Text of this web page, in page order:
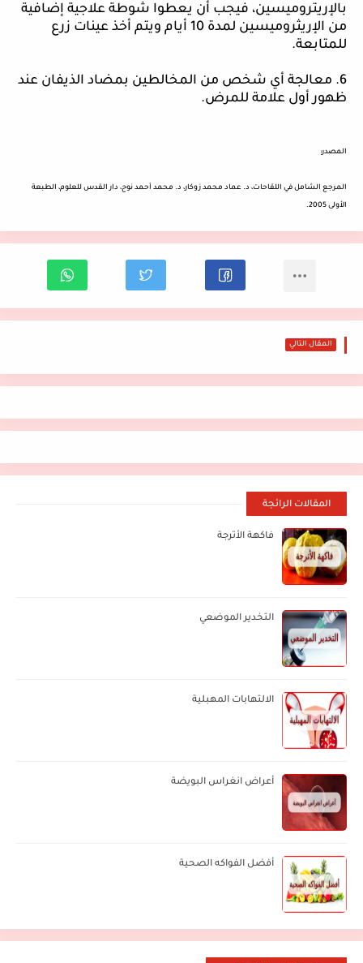
بالإريتروميسين، فيجب أن يعطوا شوطة علاجية إضافية
من الإريثروميسين لمدة 10 أيام ويتم أخذ عينات زرع
للمتابعة.
6. معالجة أي شخص من المخالطين بمضاد الذيفان عند
ظهور أول علامة للمرض.
المصدر:
المرجع الشامل في اللقاحات، د. عماد محمد زوكار، د. محمد أحمد نوح، دار القدس للعلوم، الطبعة
الأولى 2005.
المقال التالي
المقالات الرائجة
فاكهة الأترجة
التخدير الموضعي
الالتهابات المهبلية
أعراض انغراس البويضة
أفضل الفواكه الصحية